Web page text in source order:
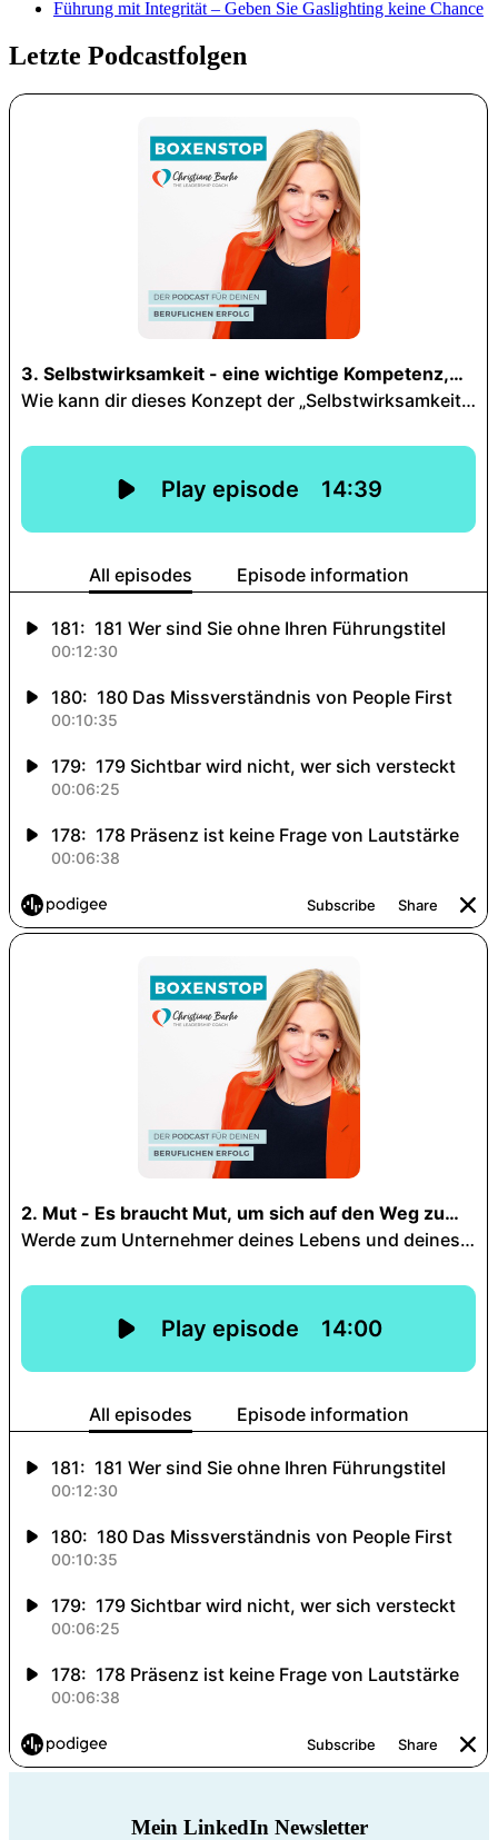
Führung mit Integrität – Geben Sie Gaslighting keine Chance
Letzte Podcastfolgen
Mein LinkedIn Newsletter